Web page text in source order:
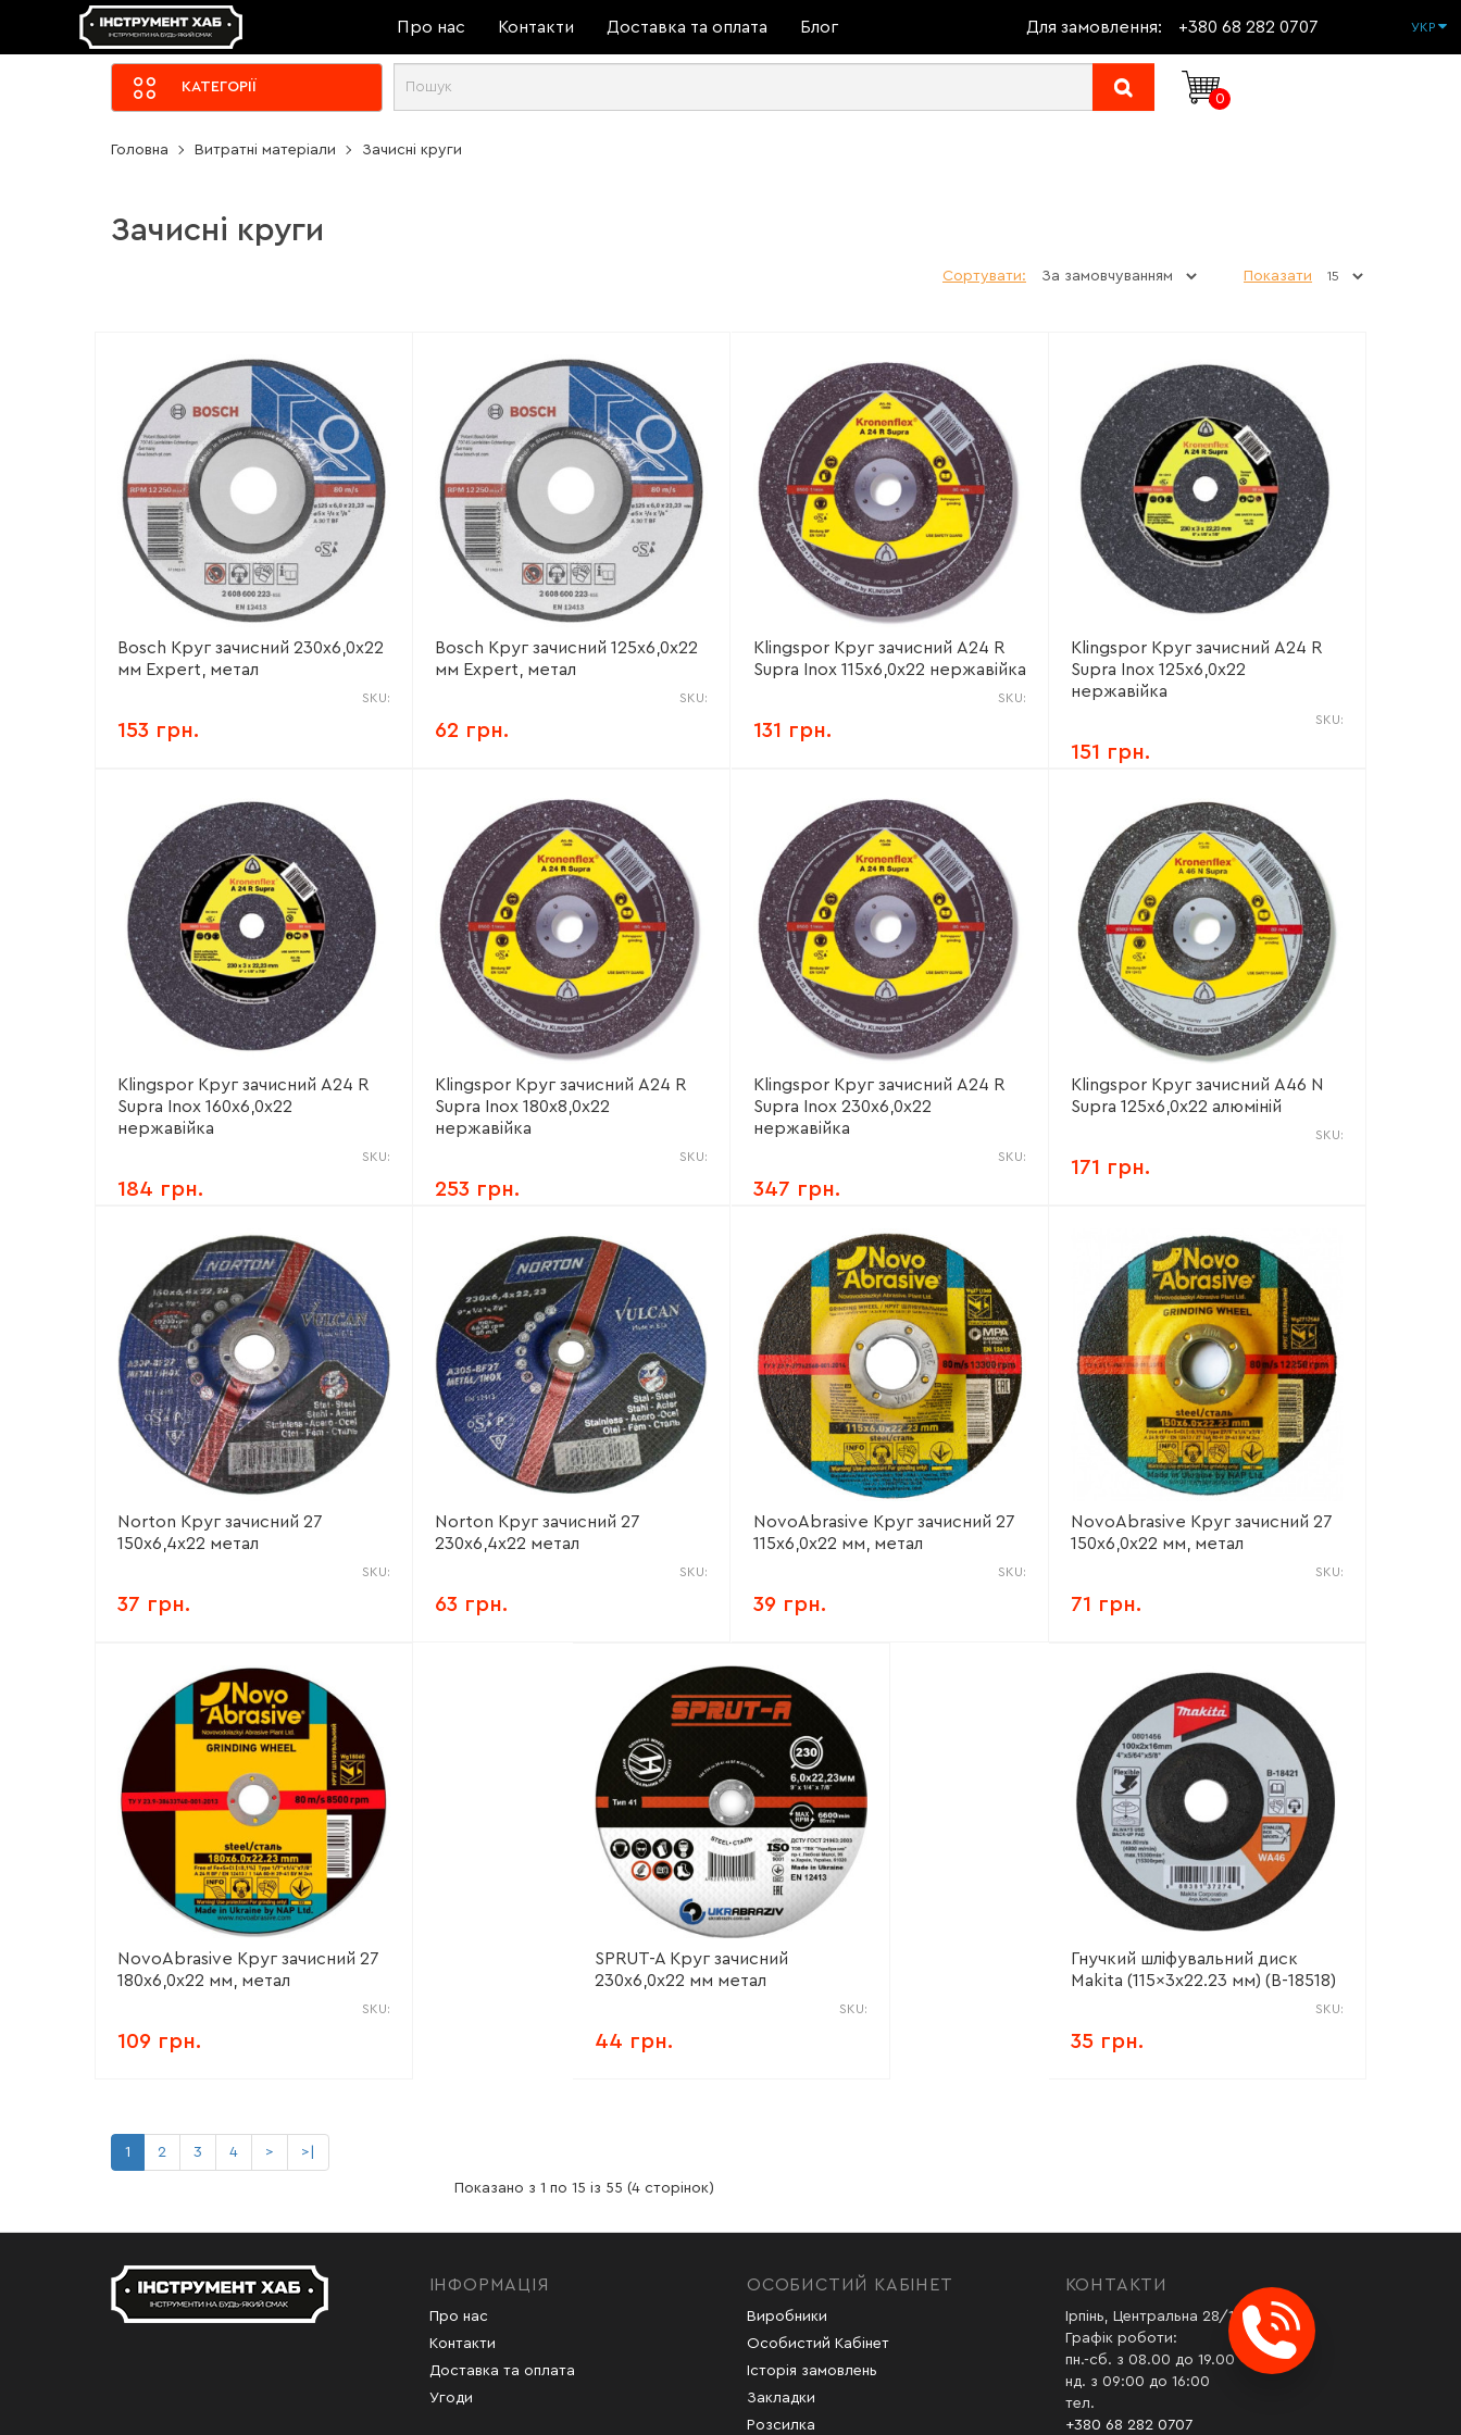
Про нас Контакти Доставка та оплата Блог Для замовлення: +380 68 282 0707 УКР
КАТЕГОРІЇ
0
Головна Витратні матеріали Зачисні круги
Зачисні круги
Сортувати: Показати
Bosch Круг зачисний 230х6,0х22
мм Expert, метал
SKU:
153 грн.
Bosch Круг зачисний 125х6,0х22
мм Expert, метал
SKU:
62 грн.
Klingspor Круг зачисний А24 R
Supra Inox 115х6,0х22 нержавійка
SKU:
131 грн.
Klingspor Круг зачисний А24 R
Supra Inox 125х6,0х22
нержавійка
SKU:
151 грн.
Klingspor Круг зачисний А24 R
Supra Inox 160х6,0х22
нержавійка
SKU:
184 грн.
Klingspor Круг зачисний А24 R
Supra Inox 180х8,0х22
нержавійка
SKU:
253 грн.
Klingspor Круг зачисний А24 R
Supra Inox 230х6,0х22
нержавійка
SKU:
347 грн.
Klingspor Круг зачисний А46 N
Supra 125х6,0х22 алюміній
SKU:
171 грн.
Norton Круг зачисний 27
150х6,4х22 метал
SKU:
37 грн.
Norton Круг зачисний 27
230х6,4х22 метал
SKU:
63 грн.
NovoAbrasive Круг зачисний 27
115х6,0х22 мм, метал
SKU:
39 грн.
NovoAbrasive Круг зачисний 27
150х6,0х22 мм, метал
SKU:
71 грн.
NovoAbrasive Круг зачисний 27
180х6,0х22 мм, метал
SKU:
109 грн.
SPRUT-A Круг зачисний
230х6,0х22 мм метал
SKU:
44 грн.
Гнучкий шліфувальний диск
Makita (115x3х22.23 мм) (B-18518)
SKU:
35 грн.
1 2 3 4 > >|
Показано з 1 по 15 із 55 (4 сторінок)
ІНФОРМАЦІЯ
Про нас
Контакти
Доставка та оплата
Угоди
ОСОБИСТИЙ КАБІНЕТ
Виробники
Особистий Кабінет
Історія замовлень
Закладки
Розсилка
КОНТАКТИ
Ірпінь, Центральна 28/1
Графік роботи:
пн.-сб. з 08.00 до 19.00
нд. з 09:00 до 16:00
тел.
+380 68 282 0707